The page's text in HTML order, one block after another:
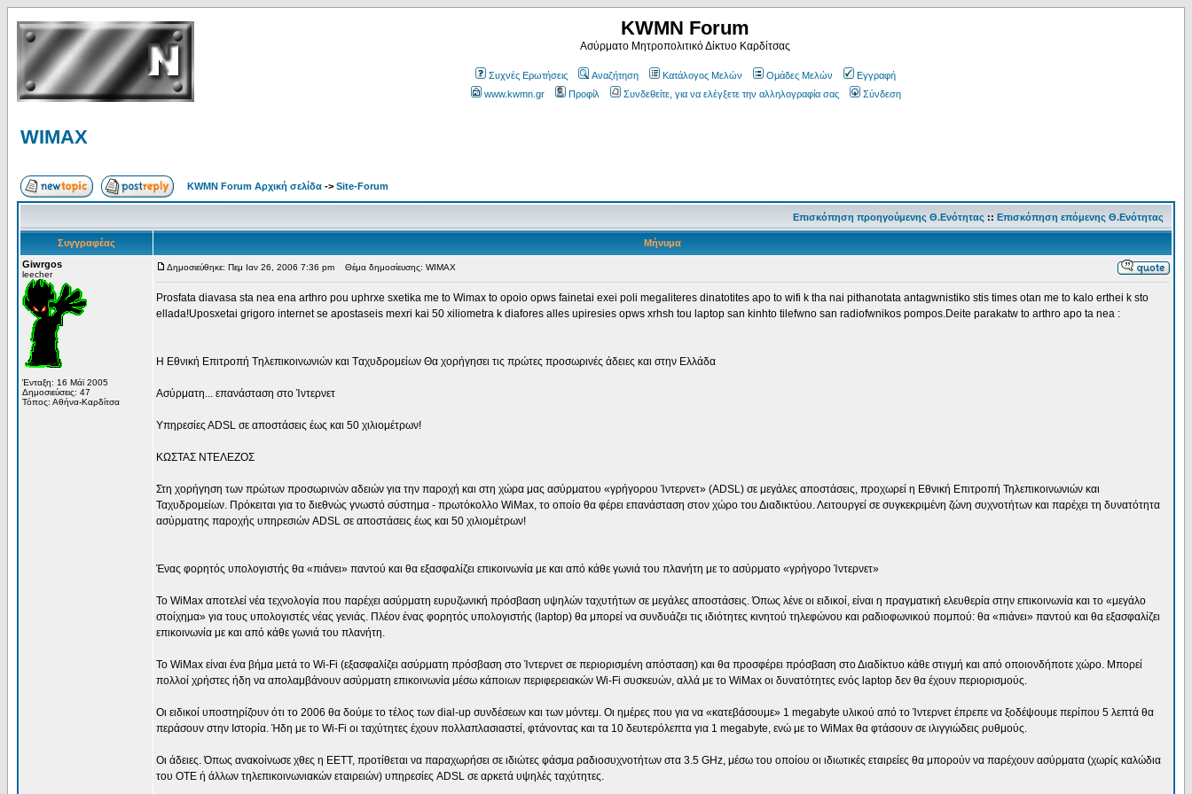
KWMN Forum
Ασύρματο Μητροπολιτικό Δίκτυο Καρδίτσας
Συχνές Ερωτήσεις Αναζήτηση Κατάλογος Μελών Ομάδες Μελών
Εγγραφή
www.kwmn.gr
Προφίλ Συνδεθείτε, για να ελέγξετε την αλληλογραφία σας Σύνδεση
WIMAX
KWMN Forum Αρχική σελίδα -> Site-Forum
Επισκόπηση προηγούμενης Θ.Ενότητας :: Επισκόπηση επόμενης Θ.Ενότητας
Συγγραφέας
Μήνυμα
Giwrgos
leecher
Ένταξη: 16 Μάϊ 2005
Δημοσιεύσεις: 47
Τόπος: Αθήνα-Καρδίτσα
Δημοσιεύθηκε: Πεμ Ιαν 26, 2006 7:36 pm Θέμα δημοσίευσης: WIMAX
Prosfata diavasa sta nea ena arthro pou uphrxe sxetika me to Wimax to opoio opws fainetai exei poli megaliteres dinatotites apo to wifi k tha nai pithanotata antagwnistiko stis times otan me to kalo erthei k sto
ellada!Uposxetai grigoro internet se apostaseis mexri kai 50 xiliometra k diafores alles upiresies opws xrhsh tou laptop san kinhto tilefwno san radiofwnikos pompos.Deite parakatw to arthro apo ta nea :
H Eθνική Eπιτροπή Tηλεπικοινωνιών και Tαχυδρομείων Θα χορήγησει τις πρώτες προσωρινές άδειες και στην Eλλάδα
Aσύρματη... επανάσταση στο Ίντερνετ
Yπηρεσίες ΑDSL σε αποστάσεις έως και 50 χιλιομέτρων!
ΚΩΣΤΑΣ ΝΤΕΛΕΖΟΣ
Στη χορήγηση των πρώτων προσωρινών αδειών για την παροχή και στη χώρα μας ασύρματου «γρήγορου Ίντερνετ» (ADSL) σε μεγάλες αποστάσεις, προχωρεί η Εθνική Επιτροπή Τηλεπικοινωνιών και
Ταχυδρομείων. Πρόκειται για το διεθνώς γνωστό σύστημα - πρωτόκολλο WiMax, το οποίο θα φέρει επανάσταση στον χώρο του Διαδικτύου. Λειτουργεί σε συγκεκριμένη ζώνη συχνοτήτων και παρέχει τη δυνατότητα
ασύρματης παροχής υπηρεσιών ADSL σε αποστάσεις έως και 50 χιλιομέτρων!
Ένας φορητός υπολογιστής θα «πιάνει» παντού και θα εξασφαλίζει επικοινωνία με και από κάθε γωνιά του πλανήτη με το ασύρματο «γρήγορο Ίντερνετ»
Το WiMax αποτελεί νέα τεχνολογία που παρέχει ασύρματη ευρυζωνική πρόσβαση υψηλών ταχυτήτων σε μεγάλες αποστάσεις. Όπως λένε οι ειδικοί, είναι η πραγματική ελευθερία στην επικοινωνία και το «μεγάλο
στοίχημα» για τους υπολογιστές νέας γενιάς. Πλέον ένας φορητός υπολογιστής (laptop) θα μπορεί να συνδυάζει τις ιδιότητες κινητού τηλεφώνου και ραδιοφωνικού πομπού: θα «πιάνει» παντού και θα εξασφαλίζει
επικοινωνία με και από κάθε γωνιά του πλανήτη.
Το WiMax είναι ένα βήμα μετά το Wi-Fi (εξασφαλίζει ασύρματη πρόσβαση στο Ίντερνετ σε περιορισμένη απόσταση) και θα προσφέρει πρόσβαση στο Διαδίκτυο κάθε στιγμή και από οποιονδήποτε χώρο. Μπορεί
πολλοί χρήστες ήδη να απολαμβάνουν ασύρματη επικοινωνία μέσω κάποιων περιφερειακών Wi-Fi συσκευών, αλλά με το WiMax οι δυνατότητες ενός laptop δεν θα έχουν περιορισμούς.
Οι ειδικοί υποστηρίζουν ότι το 2006 θα δούμε το τέλος των dial-up συνδέσεων και των μόντεμ. Οι ημέρες που για να «κατεβάσουμε» 1 megabyte υλικού από το Ίντερνετ έπρεπε να ξοδέψουμε περίπου 5 λεπτά θα
περάσουν στην Ιστορία. Ήδη με το Wi-Fi οι ταχύτητες έχουν πολλαπλασιαστεί, φτάνοντας και τα 10 δευτερόλεπτα για 1 megabyte, ενώ με το WiMax θα φτάσουν σε ιλιγγιώδεις ρυθμούς.
Οι άδειες. Όπως ανακοίνωσε χθες η EETT, προτίθεται να παραχωρήσει σε ιδιώτες φάσμα ραδιοσυχνοτήτων στα 3.5 GHz, μέσω του οποίου οι ιδιωτικές εταιρείες θα μπορούν να παρέχουν ασύρματα (χωρίς καλώδια
του ΟΤΕ ή άλλων τηλεπικοινωνιακών εταιρειών) υπηρεσίες ADSL σε αρκετά υψηλές ταχύτητες.